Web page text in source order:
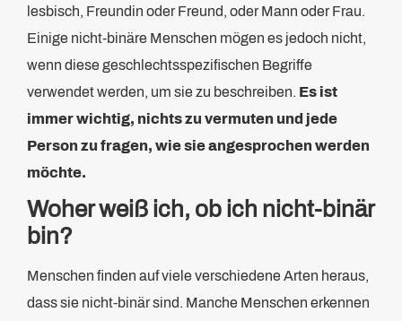
lesbisch, Freundin oder Freund, oder Mann oder Frau.
Einige nicht-binäre Menschen mögen es jedoch nicht,
wenn diese geschlechtsspezifischen Begriffe
verwendet werden, um sie zu beschreiben. Es ist
immer wichtig, nichts zu vermuten und jede
Person zu fragen, wie sie angesprochen werden
möchte.
Woher weiß ich, ob ich nicht-binär
bin?
Menschen finden auf viele verschiedene Arten heraus,
dass sie nicht-binär sind. Manche Menschen erkennen